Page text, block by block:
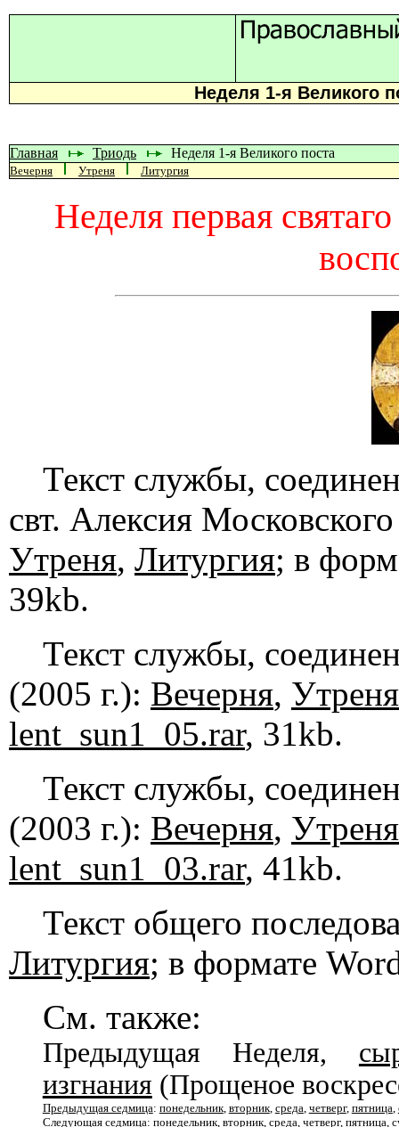
Неделя 1-я Великого
Главная Триодь Неделя 1-я Великого поста
Вечерня Утреня Литургия
Неделя первая
Текст службы,
свт. Алексия
Утреня, Литургия; в
39kb.
Текст службы,
(2005 г.): Вечерня, Утреня
lent_sun1_05.rar, 31kb.
Текст службы,
(2003 г.): Вечерня, Утреня
lent_sun1_03.rar, 41kb.
Текст общего
Литургия; в формате
См. также:
Предыдущая Неделя,
изгнания(Прощеное
Предыдущая седмица: понедельник, вторник, среда, четверг, пятница,
Следующая седмица: понедельник, вторник, среда, четверг, пятница,